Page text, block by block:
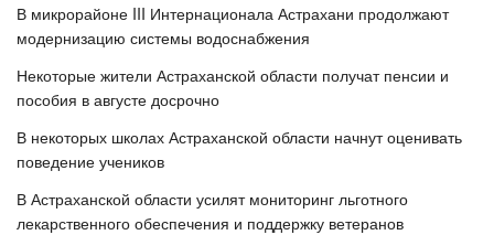
В микрорайоне III Интернационала Астрахани продолжают
модернизацию системы водоснабжения
Некоторые жители Астраханской области получат пенсии и
пособия в августе досрочно
В некоторых школах Астраханской области начнут оценивать
поведение учеников
В Астраханской области усилят мониторинг льготного
лекарственного обеспечения и поддержку ветеранов